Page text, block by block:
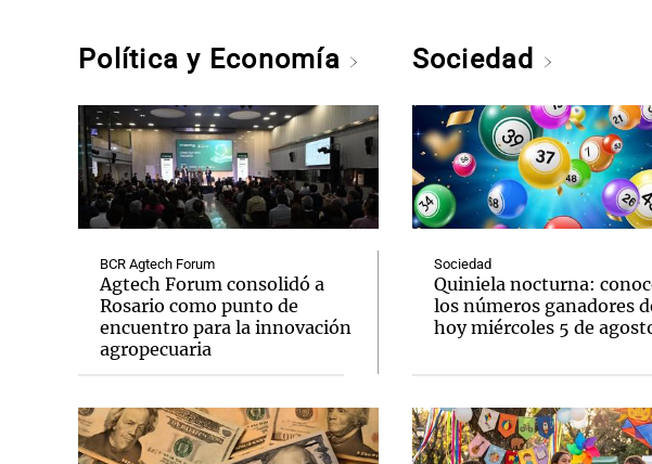
Política y Economía
BCR Agtech Forum
Agtech Forum consolidó a
Rosario como punto de
encuentro para la innovación
agropecuaria
Sociedad
Sociedad
Quiniela nocturna:
los números ganadores
hoy miércoles 5 de